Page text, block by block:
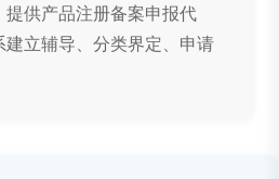
供产品注册备案申报代
立辅导、分类界定、申请